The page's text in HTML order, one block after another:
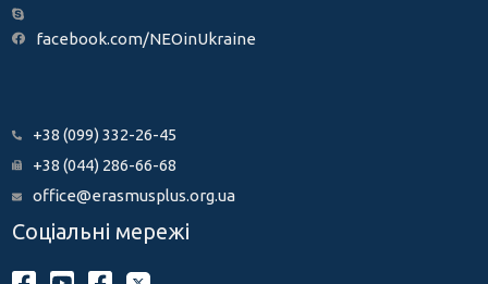
facebook.com/NEOinUkraine
+38 (099) 332-26-45
+38 (044) 286-66-68
office@erasmusplus.org.ua
Соціальні мережі